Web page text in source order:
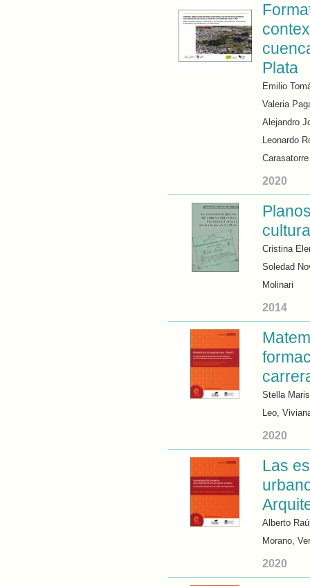
Plata
Emilio
Valeria
Alejandro
Leonardo
Carasatorre
2020
Cristina
Soledad
Molinari
2014
Stella
Leo,
2020
Las
Alberto
Morano,
2020